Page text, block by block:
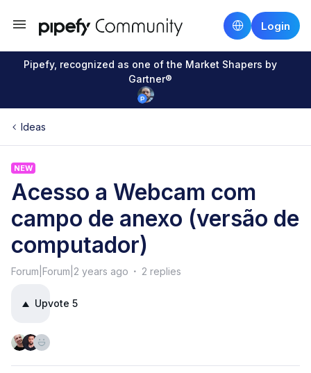
Login
Pipefy, recognized as one of the Market Shapers by
Gartner®
Ideas
NEW
Acesso a Webcam com
campo de anexo (versão de
computador)
Forum|Forum|2 years ago 2 replies
Upvote 5